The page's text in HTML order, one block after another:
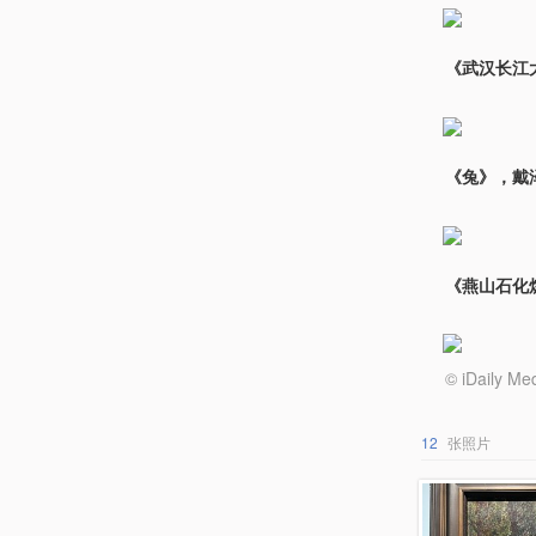
《武汉长
《兔》，
《燕山石
© iDaily
12 张照片